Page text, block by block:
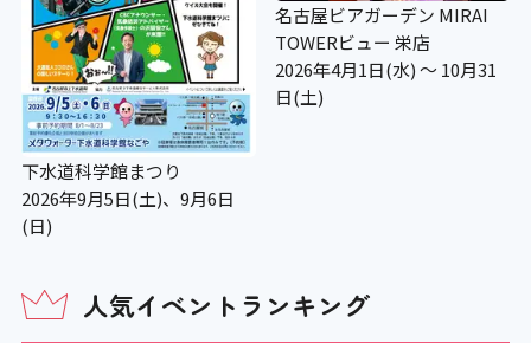
下水道科学館まつり
2026年9月5日(土)、9月6日
(日)
名古屋ビアガーデン MIRAI
TOWERビュー 栄店
2026年4月1日(水) ～ 10月31
日(土)
人気イベントランキング